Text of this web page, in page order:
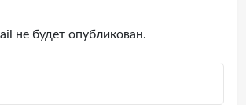
не будет опубликован.